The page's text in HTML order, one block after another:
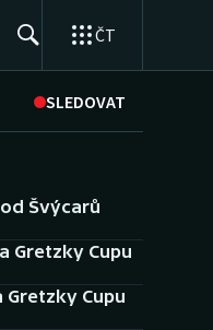
ČT
SLEDOVAT
Švýcarů
Gretzky Cupu
Cupu